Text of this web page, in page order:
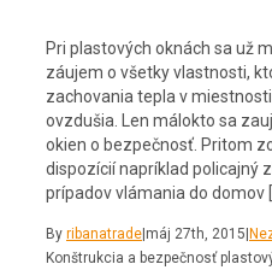
Pri plastových oknách sa už
záujem o všetky vlastnosti,
zachovania tepla v
ovzdušia. Len málokto sa
okien o bezpečnosť. Pritom
dispozícií napríklad policajný
prípadov vlámania do domov
By ribanatrade máj 27th, 2015
Konštrukcia a bezpečnosť